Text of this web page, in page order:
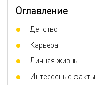
Оглавление
Детство
Карьера
Личная жизнь
Интересные факты